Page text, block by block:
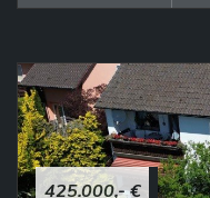
425.000,- €